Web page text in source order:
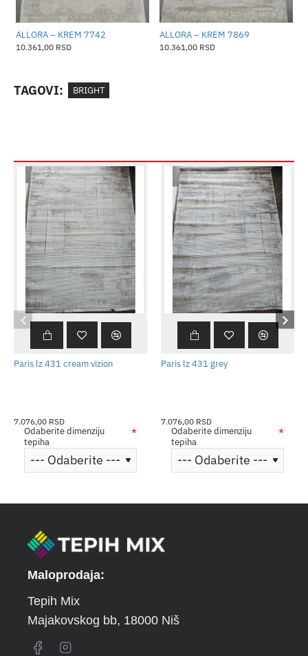
ALLORA – KREM 7742
10.361,00 RSD
ALLORA – KREM 7869
10.361,00 RSD
TAGOVI: BRIGHT
Paris lz 431 cream vizion
7.076,00 RSD
Odaberite dimenziju
tepiha
Paris lz 431 grey
7.076,00 RSD
Odaberite dimenziju
tepiha
Maloprodaja:
Tepih Mix
Majakovskog bb, 18000 Niš